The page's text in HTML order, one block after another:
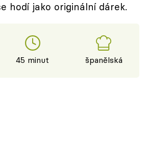
hodí jako originální dárek.
45 minut španělská